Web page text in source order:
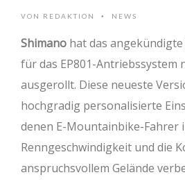
VON REDAKTION • NEWS
Shimano hat das
für das EP801-Antriebssystem
ausgerollt. Diese neueste
hochgradig personalisierte
denen E-Mountainbike-Fahrer
Renngeschwindigkeit und die
anspruchsvollem Gelände